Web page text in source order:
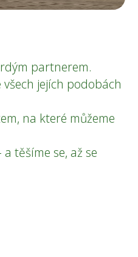
partnerem.
jejích podobách
na které můžeme
těšíme se, až se